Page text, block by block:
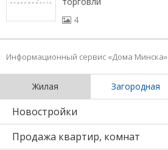
4
Информационный сервис «Дома Минска»
Жилая Загородная
Новостройки
Продажа квартир, комнат